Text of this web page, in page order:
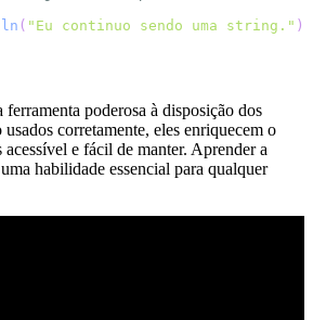
( "Eu continuo sendo uma string." )
ferramenta poderosa à disposição dos
corretamente, eles enriquecem o
e fácil de manter. Aprender a
habilidade essencial para qualquer